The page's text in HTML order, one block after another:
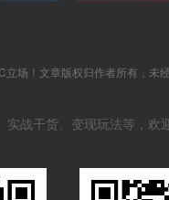
场！文章版权归作者所有，未经
战干货、变现玩法等，欢